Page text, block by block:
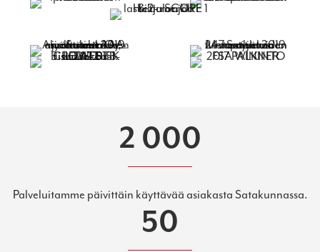
2 000
Palveluitamme päivittäin käyttävää asiakasta Satakunnassa.
50